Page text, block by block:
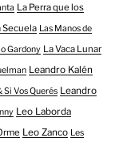
La Perra que los
Secuela Las Manos de
Gardony La Vaca Lunar
Leandro Kalén
Si Vos Querés Leandro
Leo Laborda
Leo Zanco Les